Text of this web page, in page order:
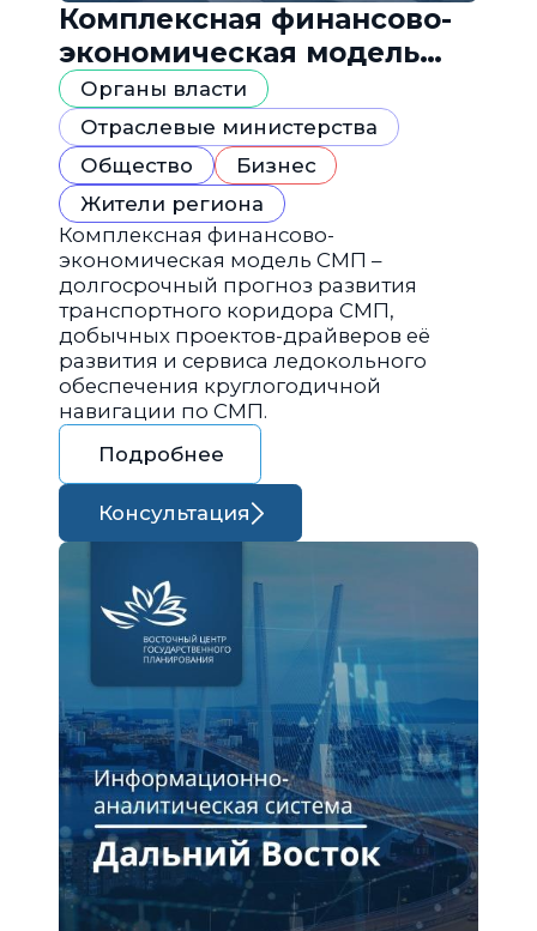
Комплексная финансово-
экономическая модель
«Северный морской путь»
Органы власти
Отраслевые министерства
Общество
Бизнес
Жители региона
Комплексная финансово-
экономическая модель СМП –
долгосрочный прогноз развития
транспортного коридора СМП,
добычных проектов-драйверов её
развития и сервиса ледокольного
обеспечения круглогодичной
навигации по СМП.
Подробнее
Консультация